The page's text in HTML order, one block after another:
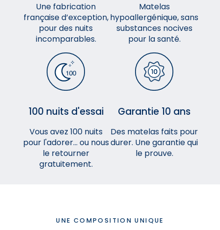
Une fabrication
française d’exception,
pour des nuits
incomparables.
Matelas
hypoallergénique, sans
substances nocives
pour la santé.
100 nuits d'essai
Vous avez 100 nuits
pour l'adorer... ou nous
le retourner
gratuitement.
Garantie 10 ans
Des matelas faits pour
durer. Une garantie qui
le prouve.
UNE COMPOSITION UNIQUE